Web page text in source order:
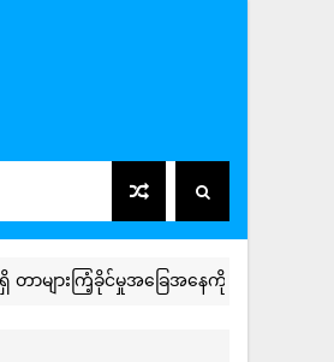
ားကြံ့ခိုင်မှုအခြေအနေကို ကွင်းဆင်းစစ်ဆေ